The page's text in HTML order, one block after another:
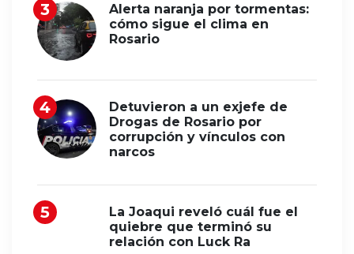
Alerta naranja por tormentas:
cómo sigue el clima en
Rosario
Detuvieron a un exjefe de
Drogas de Rosario por
corrupción y vínculos con
narcos
La Joaqui reveló cuál fue el
quiebre que terminó su
relación con Luck Ra